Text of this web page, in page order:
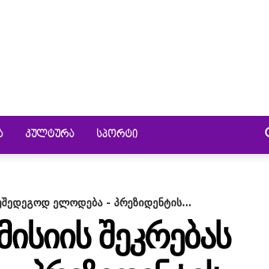
ᲙᲣᲚᲢᲣᲠᲐ ᲡᲞᲝᲠᲢᲘ
უშედეგოდ ელოდება - პრეზიდენტის...
ᲨᲔᲙᲠᲔᲑᲐᲡ